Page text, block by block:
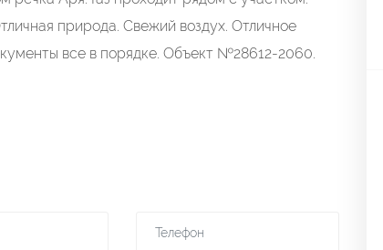
природа. Свежий воздух. Отличное
все в порядке. Объект №28612-2060.